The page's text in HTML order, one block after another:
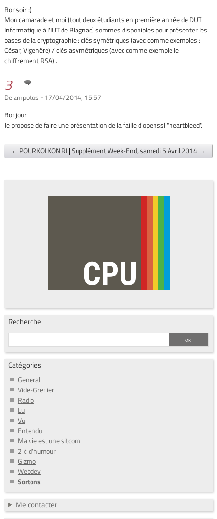
Bonsoir :)
Mon camarade et moi (tout deux étudiants en première année de DUT
Informatique à l'IUT de Blagnac) sommes disponibles pour présenter les
bases de la cryptographie : clés symétriques (avec comme exemples :
César, Vigenère) / clés asymétriques (avec comme exemple le
chiffrement RSA) .
3
De ampotos - 17/04/2014, 15:57
Bonjour
Je propose de faire une présentation de la faille d'openssl "heartbleed".
← POURKOI KON RI|Supplément Week-End, samedi 5 Avril 2014 →
Recherche
Catégories
General
Vide-Grenier
Radio
Lu
Vu
Entendu
Ma vie est une sitcom
2 ¢ d'humour
Gizmo
Webdev
Sortons
Me contacter